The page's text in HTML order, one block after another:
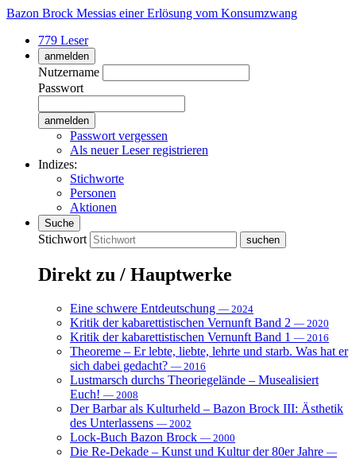
Bazon Brock Messias einer Erlösung vom Konsumzwang
779 Leser
anmelden
Nutzername
Passwort
Passwort vergessen
Als neuer Leser registrieren
Indizes:
Stichworte
Personen
Aktionen
Suche
Stichwort
Direkt zu / Hauptwerke
Eine schwere Entdeutschung — 2024
Kritik der kabarettistischen Vernunft Band 2 — 2020
Kritik der kabarettistischen Vernunft Band 1 — 2016
Theoreme – Er lebte, liebte, lehrte und starb. Was hat er
sich dabei gedacht? — 2016
Lustmarsch durchs Theoriegelände – Musealisiert
Euch! — 2008
Der Barbar als Kulturheld – Bazon Brock III: Ästhetik
des Unterlassens — 2002
Lock-Buch Bazon Brock — 2000
Die Re-Dekade – Kunst und Kultur der 80er Jahre —